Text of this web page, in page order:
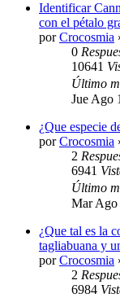
Identificar
con el pétalo
porCrocosmia
0
10641
Último
Jue Ago
¿Que especie
porCrocosmia
2
6941
Último
Mar Ago
¿Que tal es la
tagliabuana y
porCrocosmia
2
6984